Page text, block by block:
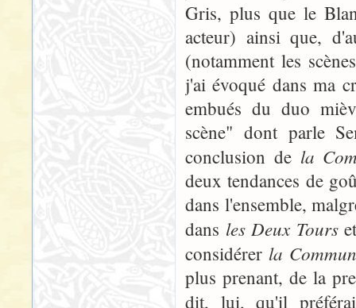
Gris, plus que le
acteur) ainsi que,
(notamment les
j'ai évoqué dans ma
embués du duo
scène" dont parle
conclusion de la
deux tendances de
dans l'ensemble,
dans les Deux Tours
considérer la
plus prenant, de la
dit, lui, qu'il